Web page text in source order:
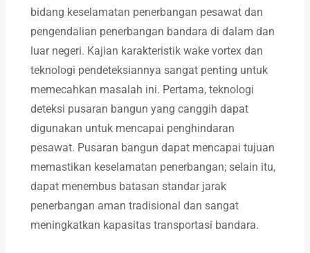
bidang keselamatan penerbangan pesawat dan
pengendalian penerbangan bandara di dalam dan
luar negeri. Kajian karakteristik wake vortex dan
teknologi pendeteksiannya sangat penting untuk
memecahkan masalah ini. Pertama, teknologi
deteksi pusaran bangun yang canggih dapat
digunakan untuk mencapai penghindaran
pesawat. Pusaran bangun dapat mencapai tujuan
memastikan keselamatan penerbangan; selain itu,
dapat menembus batasan standar jarak
penerbangan aman tradisional dan sangat
meningkatkan kapasitas transportasi bandara.